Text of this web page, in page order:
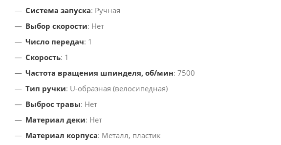
Система запуска: Ручная
Выбор скорости: Нет
Число передач: 1
Скорость: 1
Частота вращения шпинделя, об/мин: 7500
Тип ручки: U-образная (велосипедная)
Выброс травы: Нет
Материал деки: Нет
Материал корпуса: Металл, пластик